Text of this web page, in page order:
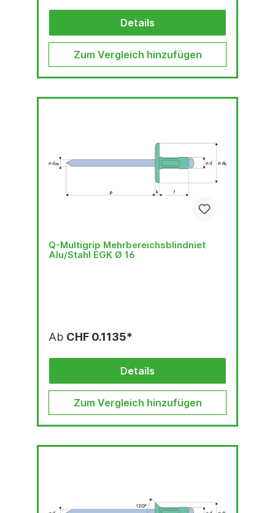
Details
Zum Vergleich hinzufügen
Q-Multigrip Mehrbereichsblindniet
Alu/Stahl EGK Ø 16
Ab CHF 0.1135*
Details
Zum Vergleich hinzufügen